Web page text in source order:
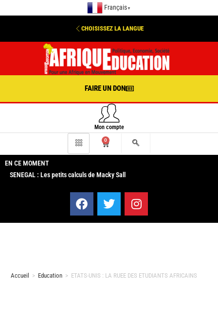
Français ▼
CHOISISSEZ LA LANGUE
FAIRE UN DON
Mon compte
0
EN CE MOMENT
SENEGAL : Les petits calculs de Macky Sall
Accueil > Education > ETATS-UNIS : LA RUEE DES ETUDIANTS AFRICAINS